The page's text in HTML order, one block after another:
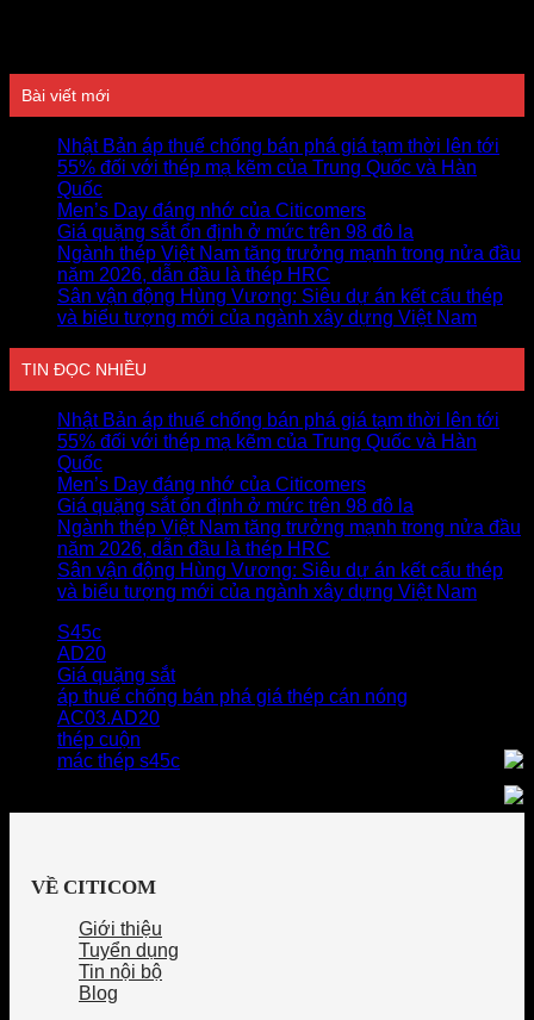
Bài viết mới
Nhật Bản áp thuế chống bán phá giá tạm thời lên tới
55% đối với thép mạ kẽm của Trung Quốc và Hàn
Quốc
Men’s Day đáng nhớ của Citicomers
Giá quặng sắt ổn định ở mức trên 98 đô la
Ngành thép Việt Nam tăng trưởng mạnh trong nửa đầu
năm 2026, dẫn đầu là thép HRC
Sân vận động Hùng Vương: Siêu dự án kết cấu thép
và biểu tượng mới của ngành xây dựng Việt Nam
TIN ĐỌC NHIỀU
Nhật Bản áp thuế chống bán phá giá tạm thời lên tới
55% đối với thép mạ kẽm của Trung Quốc và Hàn
Quốc
Men’s Day đáng nhớ của Citicomers
Giá quặng sắt ổn định ở mức trên 98 đô la
Ngành thép Việt Nam tăng trưởng mạnh trong nửa đầu
năm 2026, dẫn đầu là thép HRC
Sân vận động Hùng Vương: Siêu dự án kết cấu thép
và biểu tượng mới của ngành xây dựng Việt Nam
S45c
AD20
Giá quặng sắt
áp thuế chống bán phá giá thép cán nóng
AC03.AD20
thép cuộn
mác thép s45c
VỀ CITICOM
Giới thiệu
Tuyển dụng
Tin nội bộ
Blog